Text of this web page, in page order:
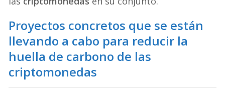
Proyectos concretos que se están
llevando a cabo para reducir la
huella de carbono de las
criptomonedas